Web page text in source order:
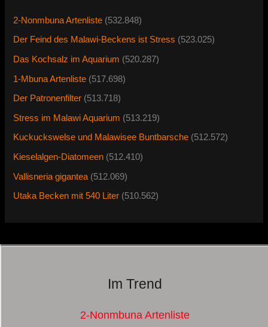
2-Nonmbuna Artenliste (532.848)
Der Feind des Malawi-Beckens ist Stress (523.025)
Das Kochsalz im Aquarium (520.287)
1-Mbuna Artenliste (517.698)
Der Patronenfilter (513.718)
Stress im Malawi Aquarium (513.219)
Kuckuckswelse und Malawisee Buntbarsche (512.572)
Kieselalgen-Diatomeen (512.410)
Vallisneria gigantea (512.069)
Utaka Becken mit 540 Liter (510.562)
Im Trend
2-Nonmbuna Artenliste